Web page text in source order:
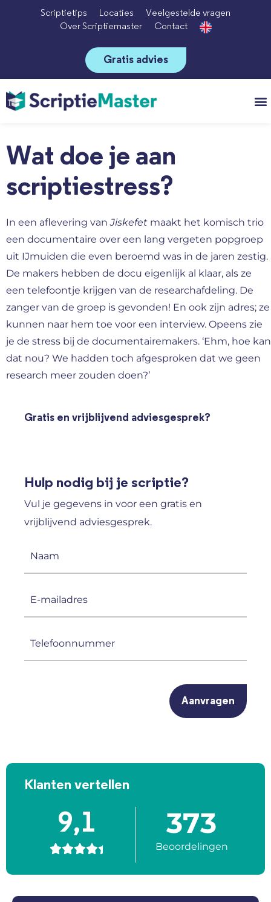
Scriptietips Locaties
Veelgestelde vragen
Over Scriptiemaster
Contact
Gratis advies
Wat doe je aan
scriptiestress?
In een aflevering vanJiskefet maakt het komisch trio
een documentaire over een lang vergeten popgroep
uit IJmuiden die even beroemd was in de jaren zestig.
De makers hebben de docu eigenlijk al klaar, als ze
een telefoontje krijgen van de researchafdeling. De
zanger van de groep is gevonden! En ook zijn adres; ze
kunnen naar hem toe voor een interview. Opeens zie
je de stress bij de documentairemakers. ‘Ehm, hoe kan
dat nou? We hadden toch afgesproken dat we geen
research meer zouden doen?’
Gratis en vrijblijvend adviesgesprek?
Hulp nodig bij je scriptie?
Vul je gegevens in voor een gratis en
vrijblijvend adviesgesprek.
Klanten vertellen
9,1

373
Beoordelingen